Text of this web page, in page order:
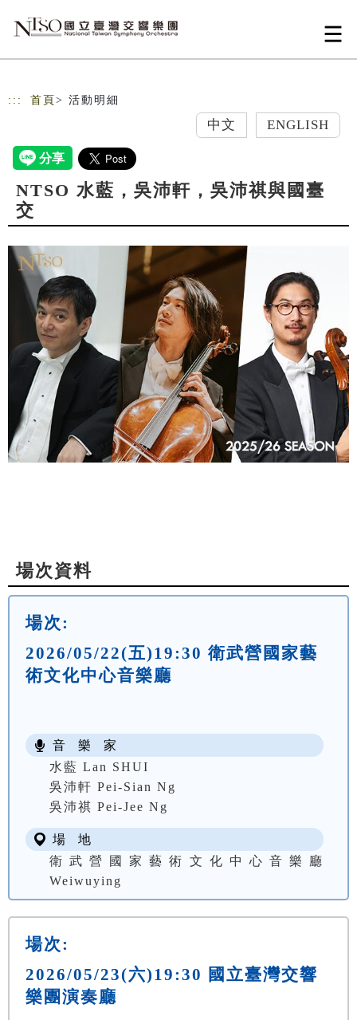
::: 首頁 > 活動明細
中文 ENGLISH
NTSO 水藍，吳沛軒，吳沛祺與國臺
交
場次資料
場次:
2026/05/22(五)19:30 衛武營國家藝
術文化中心音樂廳
音 樂 家
水藍 Lan SHUI
吳沛軒 Pei-Sian Ng
吳沛祺 Pei-Jee Ng
場 地
衛武營國家藝術文化中心音樂廳
Weiwuying
場次:
2026/05/23(六)19:30 國立臺灣交響
樂團演奏廳